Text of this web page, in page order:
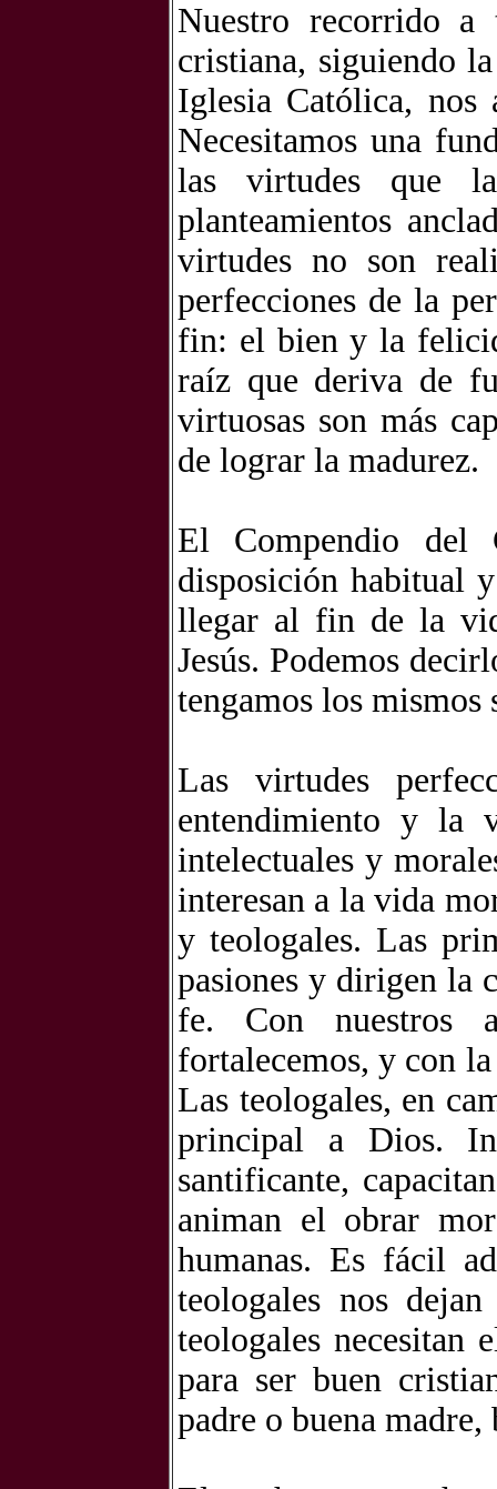
Nuestro recorrido a
cristiana, siguiendo
Iglesia Católica, nos
Necesitamos una
las virtudes que
planteamientos
virtudes no son
perfecciones de la
fin: el bien y la
raíz que deriva de
virtuosas son más
de lograr la madurez.
El Compendio del
disposición habitual
llegar al fin de la
Jesús. Podemos
tengamos los mismos
Las virtudes
entendimiento y la
intelectuales y
interesan a la vida
y teologales. Las
pasiones y dirigen la
fe. Con nuestros
fortalecemos, y con
Las teologales, en
principal a Dios.
santificante,
animan el obrar
humanas. Es fácil
teologales nos
teologales necesitan
para ser buen
padre o buena